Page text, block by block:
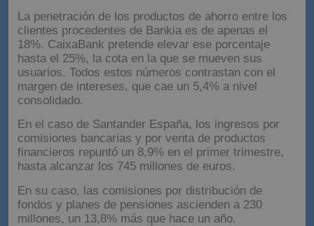
La penetración de los productos de ahorro entre los
clientes procedentes de Bankia es de apenas el
18%. CaixaBank pretende elevar ese porcentaje
hasta el 25%, la cota en la que se mueven sus
usuarios. Todos estos números contrastan con el
margen de intereses, que cae un 5,4% a nivel
consolidado.
En el caso de Santander España, los ingresos por
comisiones bancarias y por venta de productos
financieros repuntó un 8,9% en el primer trimestre,
hasta alcanzar los 745 millones de euros.
En su caso, las comisiones por distribución de
fondos y planes de pensiones ascienden a 230
millones, un 13,8% más que hace un año.